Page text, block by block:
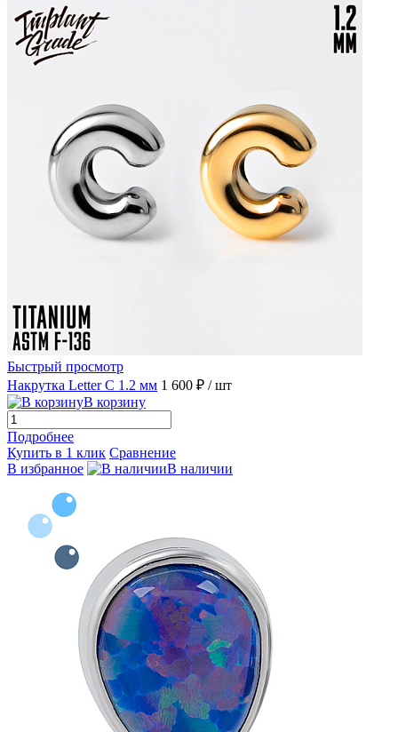
Быстрый просмотр
Накрутка Letter C 1.2 мм 1 600 ₽ / шт
В корзину
Подробнее
Купить в 1 клик Сравнение
В избранное
В наличии